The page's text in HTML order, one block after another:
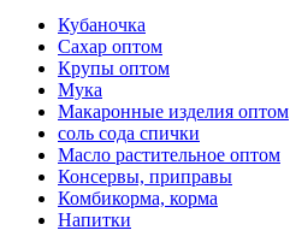
Кубаночка
Сахар оптом
Крупы оптом
Мука
Макаронные изделия оптом
соль сода спички
Масло растительное оптом
Консервы, приправы
Комбикорма, корма
Напитки